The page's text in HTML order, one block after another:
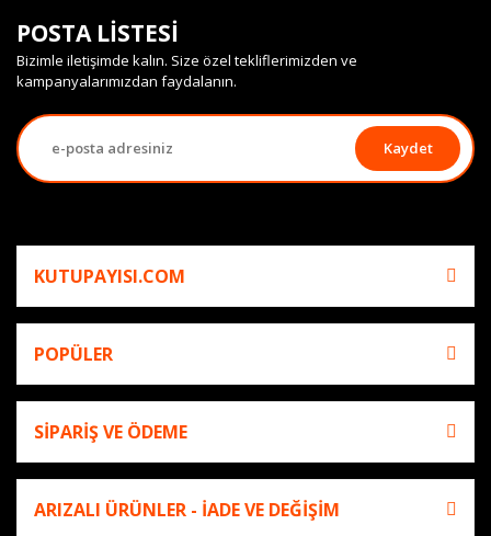
POSTA LİSTESİ
Bizimle iletişimde kalın. Size özel tekliflerimizden ve
kampanyalarımızdan faydalanın.
Kaydet
KUTUPAYISI.COM
POPÜLER
SİPARİŞ VE ÖDEME
ARIZALI ÜRÜNLER - İADE VE DEĞİŞİM